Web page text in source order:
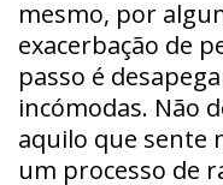
mesmo, por
exacerbação de
passo é
incómodas. Não
aquilo que sente
um processo de